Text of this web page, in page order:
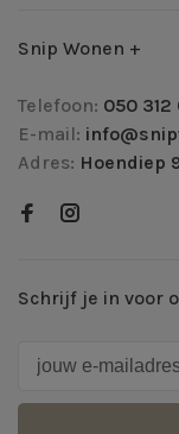
Snip Wonen +
Telefoon: 050 312
E-mail:
Adres: Hoendiep
Schrijf je in voor